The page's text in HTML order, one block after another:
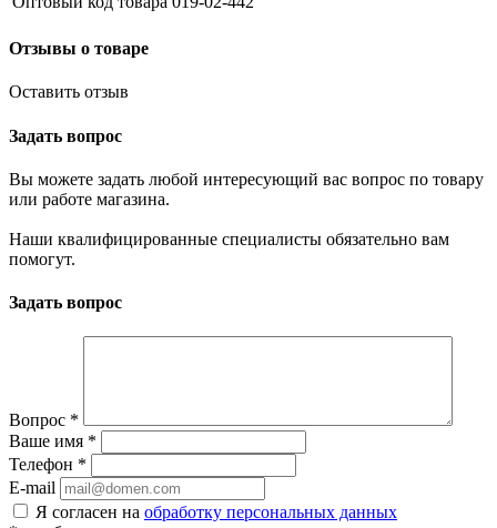
Отзывы о товаре
Оставить отзыв
Задать вопрос
Вы можете задать любой интересующий вас вопрос по товару
или работе магазина.
Наши квалифицированные специалисты обязательно вам
помогут.
Задать вопрос
Вопрос *
Ваше имя *
Телефон *
E-mail
Я согласен на обработку персональных данных